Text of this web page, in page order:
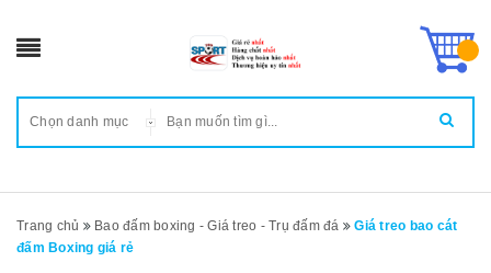
Chọn danh mục
Trang chủ Bao đấm boxing - Giá treo - Trụ đấm đá
Giá treo bao cát
đấm Boxing giá rẻ